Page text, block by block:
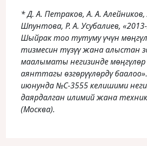
* Д. А. Петраков, А. А.
Шпунтова, Р. А. Усубалиев,
Шыйрак тоо тутуму үчүн
тизмесин түзүү жана алыстан
маалыматы негизинде мөңгүлөр
аянттагы өзгөрүүлөрдү
июнунда №С-3555 келишими
даярдалган илимий жана
(Москва).